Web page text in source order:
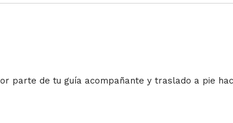
parte de tu guía acompañante y traslado a pie